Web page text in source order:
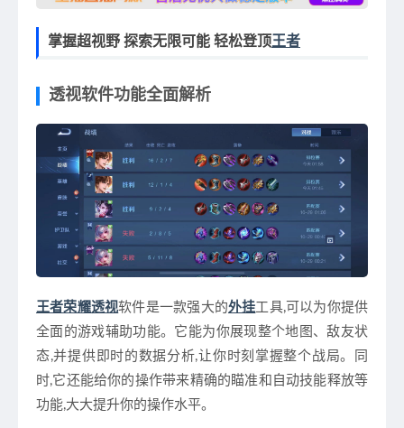
掌握超视野 探索无限可能 轻松登顶王者
透视软件功能全面解析
王者荣耀透视软件是一款强大的外挂工具,可以为你提供
全面的游戏辅助功能。它能为你展现整个地图、敌友状
态,并提供即时的数据分析,让你时刻掌握整个战局。同
时,它还能给你的操作带来精确的瞄准和自动技能释放等
功能,大大提升你的操作水平。